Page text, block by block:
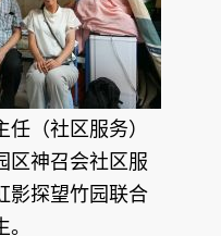
（社区服务）
区神召会社区服
影探望竹园联合